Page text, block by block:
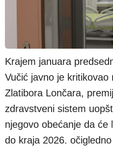
Krajem januara
Vučić javno je kritikovao
Zlatibora Lončara,
zdravstveni sistem
njegovo obećanje da će
do kraja 2026.